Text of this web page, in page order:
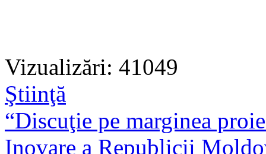
Vizualizări: 41049
Ştiinţă
“Discuţie pe marginea
Inovare a Republicii